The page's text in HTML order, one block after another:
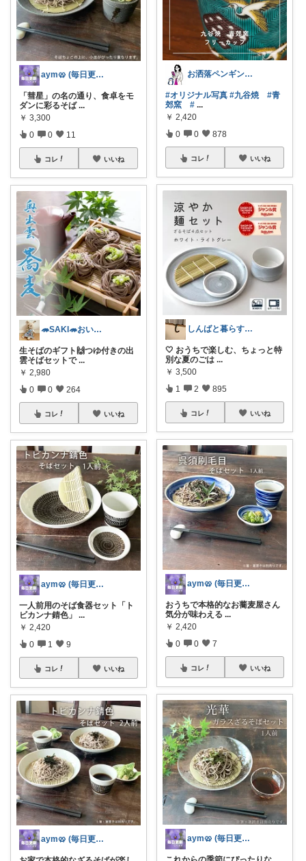
aym🥨 (毎日更新してます🙌)
「彗星」の名の通り、食卓をモ
ダンに彩るそば ...
￥ 3,300
0 0 11
コレ いいね
🦔SAKI🦔おいしいもの紹介
生そばのギフト🙌つゆ付きの出
雲そばセットで ...
￥ 2,980
0 0 264
コレ いいね
aym🥨 (毎日更新してます🙌)
一人前用のそば食器セット「ト
ビカンナ錆色」
...
￥ 2,420
0 1 9
コレ いいね
aym🥨 (毎日更新してます🙌)
お洒落ペンギン🐧暮らし×ときめき
#オリジナル写真 #九谷焼
#青
郊窯
# ...
￥ 2,420
0 0 878
コレ いいね
しんばと暮らす日々
🤍 おうちで楽しむ、ちょっと特
別な夏のごは ...
￥ 3,500
1 2 895
コレ いいね
aym🥨 (毎日更新してます🙌)
おうちで本格的なお蕎麦屋さん
気分が味わえる ...
￥ 2,420
0 0 7
コレ いいね
aym🥨 (毎日更新してます🙌)